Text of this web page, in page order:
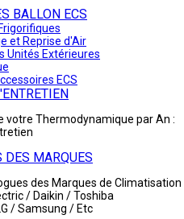
BALLON ECS
et Reprise d'Air
Unités Extérieures
ECS
votre Thermodynamique par An :
DES MARQUES
des Marques de Climatisation
/ Daikin / Toshiba
/ Samsung / Etc